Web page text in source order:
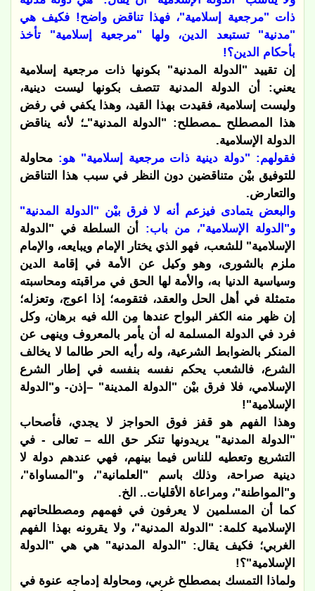
ذات "مرجعية إسلامية"، فهذا تناقض واضح! فكيف هي
"مدنية" تستبعد الدين، ولها "مرجعية إسلامية" تأخذ
بأحكام الدين؟!
إن تقييد "الدولة المدنية" بكونها ذات مرجعية إسلامية
يعني: أن الدولة المدنية تتصف بكونها ليست دينية،
وليست إسلامية، فقيدت بهذا القيد، وهذا يكفي في رفض
هذا المصطلح ـمصطلح: "الدولة المدنية"ـ؛ لأنه يناقض
الدولة الإسلامية.
فقولهم: "دولة دينية ذات مرجعية إسلامية" هو: محاولة
للتوفيق بيْن متناقضين دون النظر في سبب هذا التناقض
والتعارض.
والبعض يتمادى فيزعم أنه لا فرق بيْن "الدولة المدنية"
و"الدولة الإسلامية"، من باب: أن السلطة في "الدولة
الإسلامية" للشعب، فهو الذي يختار الإمام ويبايعه، والإمام
ملزم بالشورى، وهو وكيل عن الأمة في إقامة الدين
وسياسية الدنيا به، والأمة لها الحق في مراقبته ومحاسبته
متمثلة في أهل الحل والعقد، فتقومه؛ إذا اعوج، وتعزله؛
إن ظهر منه الكفر البواح عندها مِن الله فيه برهان، وكل
فرد في الدولة المسلمة له أن يأمر بالمعروف وينهى عن
المنكر بالضوابط الشرعية، وله رأيه الحر طالما لا يخالف
الشرع، فالشعب يحكم نفسه بنفسه في إطار الشرع
الإسلامي، فلا فرق بيْن "الدولة المدينة" –إذن- و"الدولة
الإسلامية"!
وهذا الفهم هو قفز فوق الحواجز لا يجدي، فأصحاب
"الدولة المدنية" يريدونها تنكر حق الله – تعالى - في
التشريع وتعطيه للناس فيما بينهم، فهي عندهم دولة لا
دينية صراحة، وذلك باسم "العلمانية"، و"المساواة"،
و"المواطنة"، ومراعاة الأقليات.. الخ.
كما أن المسلمين لا يعرفون في فهمهم ومصطلحاتهم
الإسلامية كلمة: "الدولة المدنية"، ولا يقرونه بهذا الفهم
الغربي؛ فكيف يقال: "الدولة المدنية" هي هي "الدولة
الإسلامية"؟!
ولماذا التمسك بمصطلح غربي، ومحاولة إدماجه عنوة في